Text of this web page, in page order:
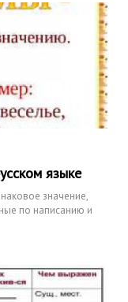
языке
значение,
по написанию и